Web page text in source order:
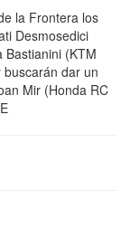
la Frontera los
Desmosedici
Bastianini (KTM
buscarán dar un
Mir (Honda RC